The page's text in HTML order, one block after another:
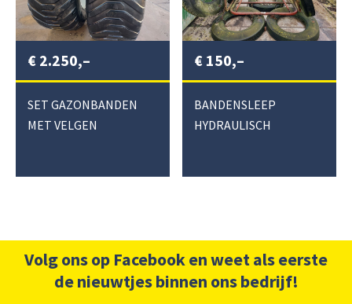
€ 2.250,–
SET GAZONBANDEN
MET VELGEN
€ 150,–
BANDENSLEEP
HYDRAULISCH
Volg ons op Facebook en weet als eerste
de nieuwtjes binnen ons bedrijf!